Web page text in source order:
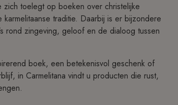
zich toelegt op boeken over christelijke
traditie. Daarbij is er bijzondere
rond zingeving, geloof en de dialoog tussen
boek, een betekenisvol geschenk of
in Carmelitana vindt u producten die rust,